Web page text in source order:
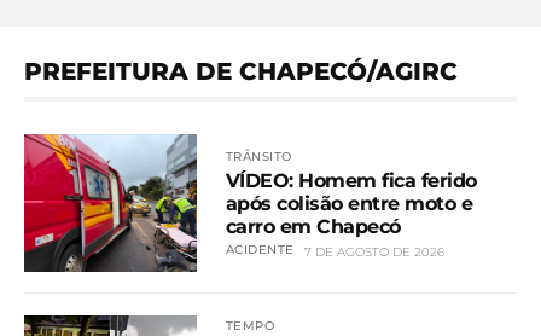
PREFEITURA DE CHAPECÓ/AGIRC
TRÂNSITO
VÍDEO: Homem fica ferido
após colisão entre moto e
carro em Chapecó
ACIDENTE 7 DE AGOSTO DE 2026
TEMPO